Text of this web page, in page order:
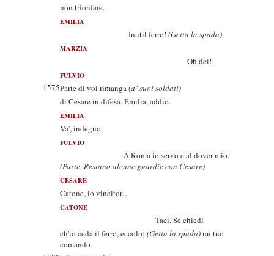
non trionfare.
EMILIA
Inutil ferro! (Getta la spada)
MARZIA
Oh dei!
FULVIO
1575Parte di voi rimanga(a’ suoi soldati)
di Cesare in difesa. Emilia, addio.
EMILIA
Va', indegno.
FULVIO
A Roma io servo e al dover mio.
(Parte. Restano alcune guardie con Cesare)
CESARE
Catone, io vincitor...
CATONE
Taci. Se chiedi
ch'io ceda il ferro, eccolo; (Getta la spada)un tuo
comando